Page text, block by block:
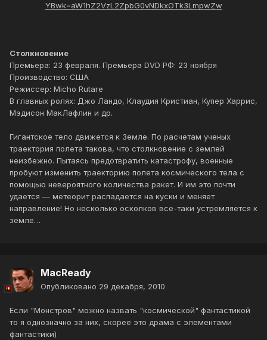
Столкновение
Премьера: 23 февраля. Премьера DVD РФ: 23 ноября
Производство: США
Режиссер: Micho Rutare
В главных ролях: Джо Ландо, Клаудия Кристиан, Купер Харрис,
Мэдисон МакЛафлин и др.
Гигантское тело движется к Земле. По расчетам ученых
траектория полета такова, что столкновение с землей
неизбежно. Пытаясь предотвратить катастрофу, военные
пробуют изменить траекторию полета космического тела с
помощью невероятного количества ракет. И им это почти
удается — метеорит распадается на куски и меняет
направление! Но несколько осколков все-таки устремляется к
земле…
MacReady
Опубликовано 29 декабря, 2010
Если "Монстров" можно назвать "космической" фантастикой
то я однозначно за них, скорее это драма с элементами
фантастики)